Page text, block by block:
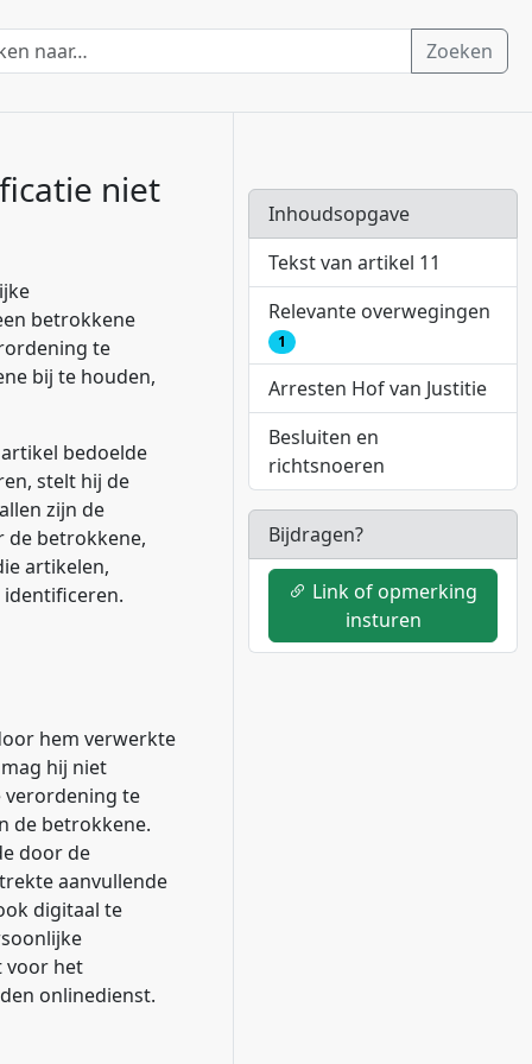
Zoeken
niet
betrokkene
te
bij te houden,
bedoelde
stelt hij de
zijn de
de betrokkene,
artikelen,
hem verwerkte
hij niet
verordening te
de betrokkene.
door de
aanvullende
digitaal te
voor het
onlinedienst.
Inhoudsopgave
Tekst van artikel 11
Relevante overwegingen
1
Arresten Hof van Justitie
Besluiten en
richtsnoeren
Bijdragen?
Link of opmerking
insturen